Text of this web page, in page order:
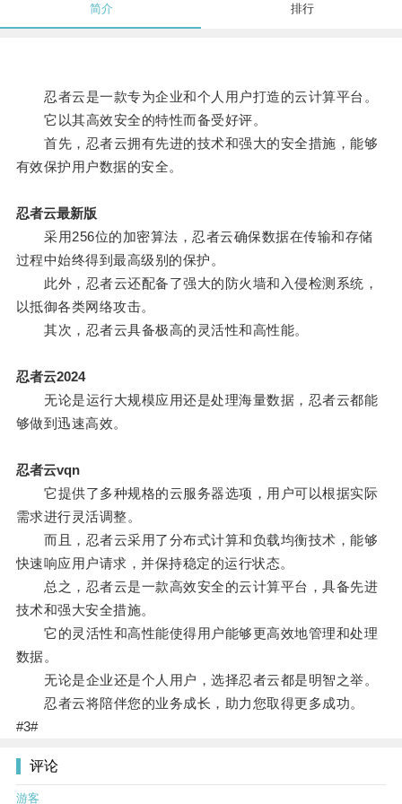
简介 排行
忍者云是一款专为企业和个人用户打造的云计算平台。
它以其高效安全的特性而备受好评。
首先，忍者云拥有先进的技术和强大的安全措施，能够
有效保护用户数据的安全。
忍者云最新版
采用256位的加密算法，忍者云确保数据在传输和存储
过程中始终得到最高级别的保护。
此外，忍者云还配备了强大的防火墙和入侵检测系统，
以抵御各类网络攻击。
其次，忍者云具备极高的灵活性和高性能。
忍者云2024
无论是运行大规模应用还是处理海量数据，忍者云都能
够做到迅速高效。
忍者云vqn
它提供了多种规格的云服务器选项，用户可以根据实际
需求进行灵活调整。
而且，忍者云采用了分布式计算和负载均衡技术，能够
快速响应用户请求，并保持稳定的运行状态。
总之，忍者云是一款高效安全的云计算平台，具备先进
技术和强大安全措施。
它的灵活性和高性能使得用户能够更高效地管理和处理
数据。
无论是企业还是个人用户，选择忍者云都是明智之举。
忍者云将陪伴您的业务成长，助力您取得更多成功。
#3#
评论
游客